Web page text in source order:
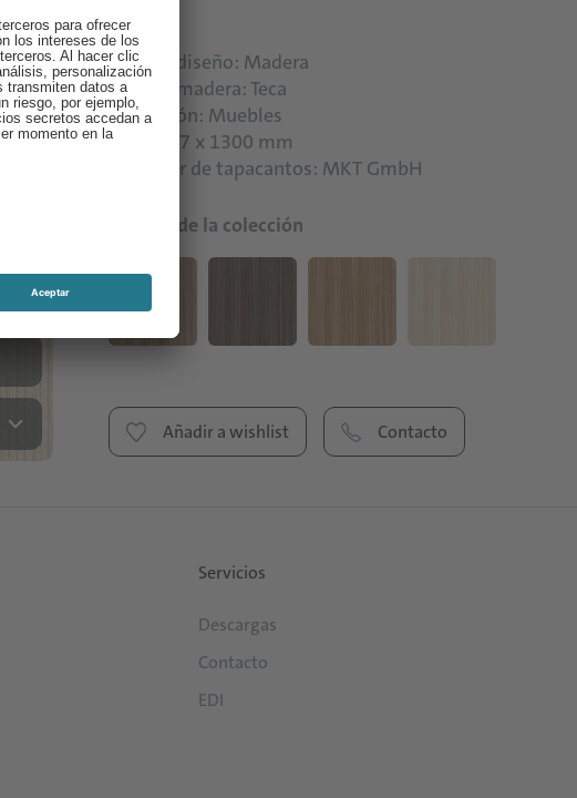
Tipo de diseño: Madera
Tipo de madera: Teca
Aplicación: Muebles
Talla: 667 x 1300 mm
Provedor de tapacantos: MKT GmbH
Colores de la colección
Añadir a wishlist Contacto
Servicios
Descargas
Contacto
EDI